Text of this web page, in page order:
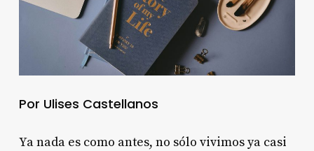
Por Ulises Castellanos
Ya nada es como antes, no sólo vivimos ya casi